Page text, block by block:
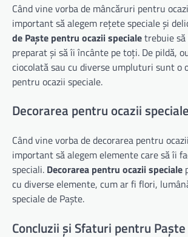
Când vine vorba de mâncăruri pentru
important să alegem rețete speciale și
de Paște pentru ocazii specialetrebuie
preparat și să îi încânte pe toți. De pildă,
ciocolată sau cu diverse umpluturi sunt o
pentru ocazii speciale.
Decorarea pentru ocazii speciale
Când vine vorba de decorarea pentru
important să alegem elemente care să îi
speciali. Decorarea pentru ocazii speciale
cu diverse elemente, cum ar fi flori,
speciale de Paște.
Concluzii și Sfaturi pentru Paște